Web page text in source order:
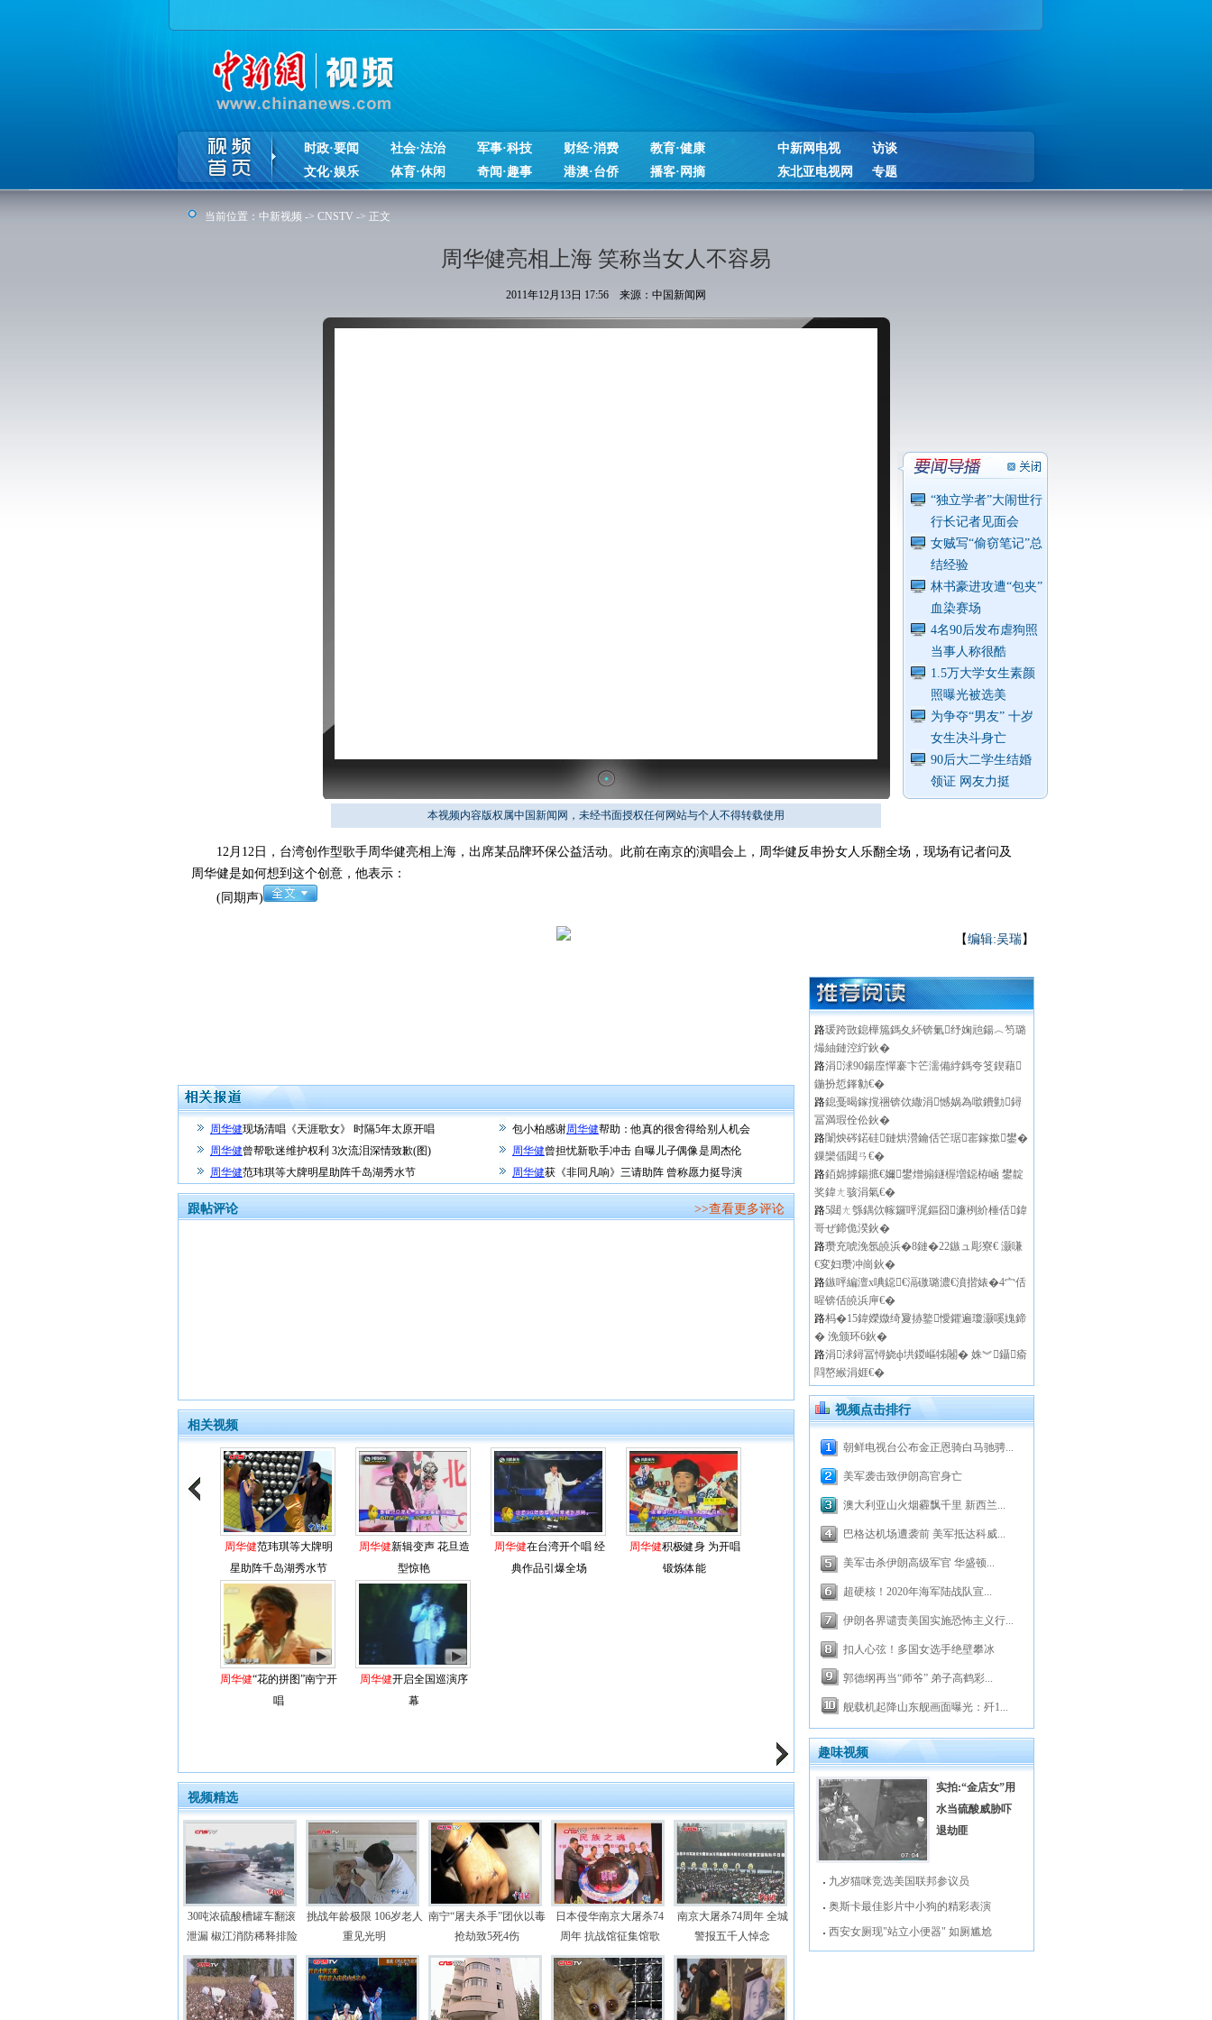
时政·要闻 社会·法治 军事·科技 财经·消费
教育·健康
文化·娱乐
体育·休闲 奇闻·趣事 港澳·台侨 播客·网摘
中新网电视
访谈
东北亚电视网
专题
当前位置： 中新视频 -> CNSTV -> 正文
周华健亮相上海 笑称当女人不容易
2011年12月13日 17:56 来源：中国新闻网
“独立学者”大闹世行
行长记者见面会
女贼写“偷窃笔记”总
结经验
林书豪进攻遭“包夹”
血染赛场
4名90后发布虐狗照
当事人称很酷
1.5万大学女生素颜
照曝光被选美
为争夺“男友” 十岁
女生决斗身亡
90后大二学生结婚
领证 网友力挺
本视频内容版权属中国新闻网，未经书面授权任何网站与个人不得转载使用
12月12日，台湾创作型歌手周华健亮相上海，出席某品牌环保公益活动。此前在南京的演唱会上，周华健反串扮女人乐翻全场，现场有记者问及
周华健是如何想到这个创意，他表示：
(同期声)
【编辑:吴瑞】
周华健现场清唱《天涯歌女》 时隔5年太原开唱 包小柏感谢周华健帮助：他真的很舍得给别人机会
周华健曾帮歌迷维护权利 3次流泪深情致歉(图) 周华健曾担忧新歌手冲击 自曝儿子偶像是周杰伦
周华健范玮琪等大牌明星助阵千岛湖秀水节 周华健获《非同凡响》三请助阵 曾称愿力挺导演
跟帖评论 >>查看更多评论
相关视频
周华健范玮琪等大牌明
星助阵千岛湖秀水节
周华健新辑变声 花旦造
型惊艳
周华健在台湾开个唱 经
典作品引爆全场
周华健积极健身 为开唱
锻炼体能
周华健“花的拼图”南宁开
唱
周华健开启全国巡演序
幕
视频精选
30吨浓硫酸槽罐车翻滚
泄漏 椒江消防稀释排险
挑战年龄极限 106岁老人
重见光明
南宁“屠夫杀手”团伙以毒
抢劫致5死4伤
日本侵华南京大屠杀74
周年 抗战馆征集馆歌
南京大屠杀74周年 全城
警报五千人悼念
路瑗跨敳鎴樺箷鎷夊紑锛氭纾婅兘鍚︿笉璐
熶紬鏈涳紵鈥�
路涓浗90鍚庢憚褰卞笀濡備綍鎷夸笅鍥藉
鍦扮悊鎽勨€�
路鎴戞暍鎵撹祵锛佽繖涓憾娲為噷鐨勭鐞
冨満瑕佺伀鈥�
路闈炴硶鍩硅鏈烘瀯鑰佸笀琚寚鎵撳鐢�
鏁欒偛閮ㄢ€�
路銆婂摢鍚掋€嬭鐢熷搧鐩楃増鐚栫崡 鐢靛
奖鍏ㄤ骇涓氣€�
路5閮ㄤ綔鍝佽幏鑼呯浘鏂囧濂栵紒棰佸鍏
哥ぜ鍗佹湀鈥�
路瓒充唬浼氬皢浜�8鏈�22鏃ュ彫寮€ 灏嗛
€変妇瓒冲崗鈥�
路鏃呯編澶х唺鐚€滆礉璐濃€濆揩婊�4宀佸
暒锛佸皢浜庘€�
路杩�15鍏嬫媺绮夐捇鐜懓鑺遍瓊灏嗘媿鍗
� 浼颁环6鈥�
路涓浗鐞冨憳娆ф垬鍐嶇牬闂� 姝︾鑷瘉
閰嶅緱涓娾€�
视频点击排行
朝鲜电视台公布金正恩骑白马驰骋...
美军袭击致伊朗高官身亡
澳大利亚山火烟霾飘千里 新西兰...
巴格达机场遭袭前 美军抵达科威...
美军击杀伊朗高级军官 华盛顿...
超硬核！2020年海军陆战队宣...
伊朗各界谴责美国实施恐怖主义行...
扣人心弦！多国女选手绝壁攀冰
郭德纲再当“师爷” 弟子高鹤彩...
舰载机起降山东舰画面曝光：歼1...
趣味视频
实拍:“金店女”用
水当硫酸威胁吓
退劫匪
九岁猫咪竞选美国联邦参议员
奥斯卡最佳影片中小狗的精彩表演
西安女厕现"站立小便器" 如厕尴尬